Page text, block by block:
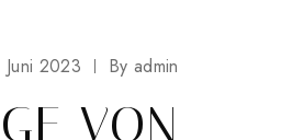
Juni 2023 By admin
VON